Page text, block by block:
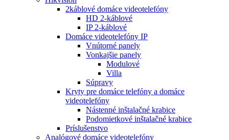
2káblové domáce videotelefóny
HD 2-káblové
IP 2-káblové
Domáce videotelefóny IP
Vnútorné panely
Vonkajšie panely
Modulové
Villa
Súpravy
Kryty pre domáce telefóny a domáce
videotelefóny
Nástenné inštalačné krabice
Podomietkové inštalačné krabice
Príslušenstvo
Analógové domáce videotelefóny